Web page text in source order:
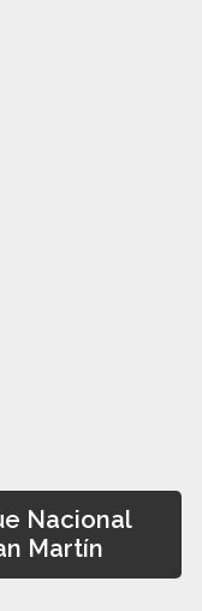
Nacional
Martín